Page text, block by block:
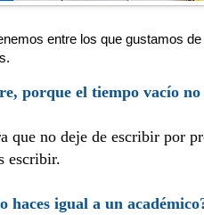
entre los que gustamos
porque el tiempo vacío
que no deje de escribir por
escribir.
haces igual a un